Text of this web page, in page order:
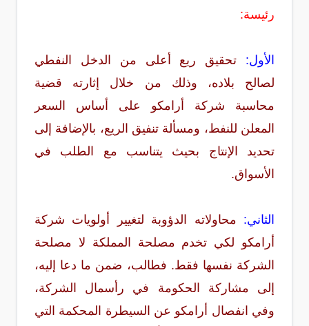
رئيسة:
الأول: تحقيق ريع أعلى من الدخل النفطي
لصالح بلاده، وذلك من خلال إثارته قضية
محاسبة شركة أرامكو على أساس السعر
المعلن للنفط، ومسألة تنفيق الريع، بالإضافة إلى
تحديد الإنتاج بحيث يتناسب مع الطلب في
الأسواق.
الثاني: محاولاته الدؤوبة لتغيير أولويات شركة
أرامكو لكي تخدم مصلحة المملكة لا مصلحة
الشركة نفسها فقط. فطالب، ضمن ما دعا إليه،
إلى مشاركة الحكومة في رأسمال الشركة،
وفي انفصال أرامكو عن السيطرة المحكمة التي